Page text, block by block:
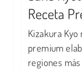
Receta
Kizakura
premium
regiones